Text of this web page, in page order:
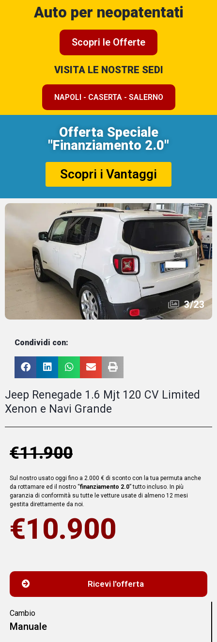
Auto per neopatentati
Scopri le Offerte
VISITA LE NOSTRE SEDI
NAPOLI - CASERTA - SALERNO
Offerta Speciale
"Finanziamento 2.0"
Scopri i Vantaggi
3/23
Condividi con:
Jeep Renegade 1.6 Mjt 120 CV Limited
Xenon e Navi Grande
€11.900
Sul nostro usato oggi fino a 2.000 € di sconto con la tua permuta anche
da rottamare ed il nostro “finanziamento 2.0” tutto incluso. In più
garanzia di conformità su tutte le vetture usate di almeno 12 mesi
gestita direttamente da noi.
€10.900
Ricevi l'offerta
Cambio
Manuale